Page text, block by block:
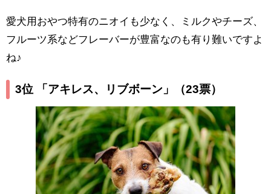
愛犬用おやつ特有のニオイも少なく、ミルクやチーズ、
フルーツ系などフレーバーが豊富なのも有り難いですよ
ね♪
3位 「アキレス、リブボーン」 （23票）